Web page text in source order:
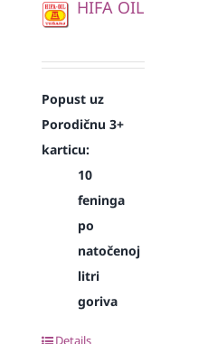
HIFA OIL
Popust uz
Porodičnu 3+
karticu:
10
feninga
po
natočenoj
litri
goriva
Details